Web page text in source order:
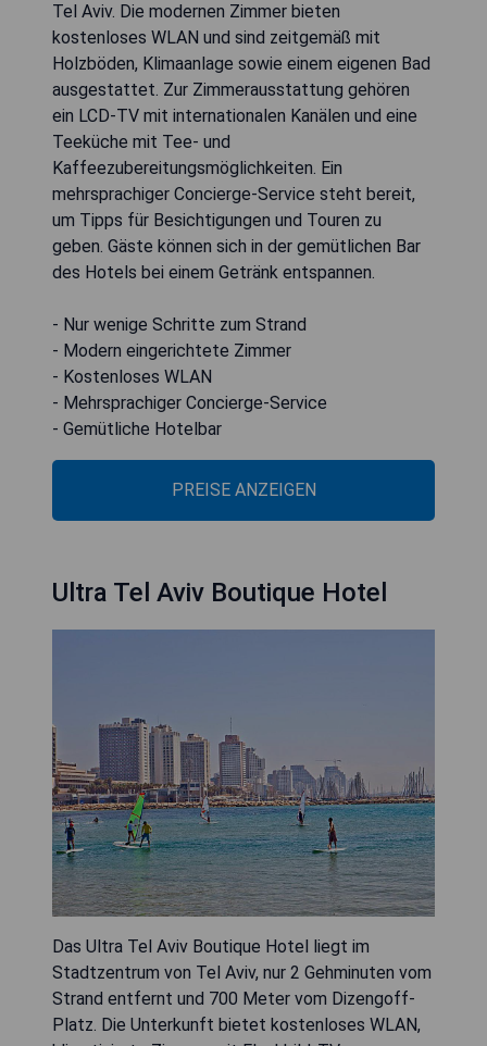
Tel Aviv. Die modernen Zimmer bieten
kostenloses WLAN und sind zeitgemäß mit
Holzböden, Klimaanlage sowie einem eigenen Bad
ausgestattet. Zur Zimmerausstattung gehören
ein LCD-TV mit internationalen Kanälen und eine
Teeküche mit Tee- und
Kaffeezubereitungsmöglichkeiten. Ein
mehrsprachiger Concierge-Service steht bereit,
um Tipps für Besichtigungen und Touren zu
geben. Gäste können sich in der gemütlichen Bar
des Hotels bei einem Getränk entspannen.
- Nur wenige Schritte zum Strand
- Modern eingerichtete Zimmer
- Kostenloses WLAN
- Mehrsprachiger Concierge-Service
- Gemütliche Hotelbar
PREISE ANZEIGEN
Ultra Tel Aviv Boutique Hotel
Das Ultra Tel Aviv Boutique Hotel liegt im
Stadtzentrum von Tel Aviv, nur 2 Gehminuten vom
Strand entfernt und 700 Meter vom Dizengoff-
Platz. Die Unterkunft bietet kostenloses WLAN,